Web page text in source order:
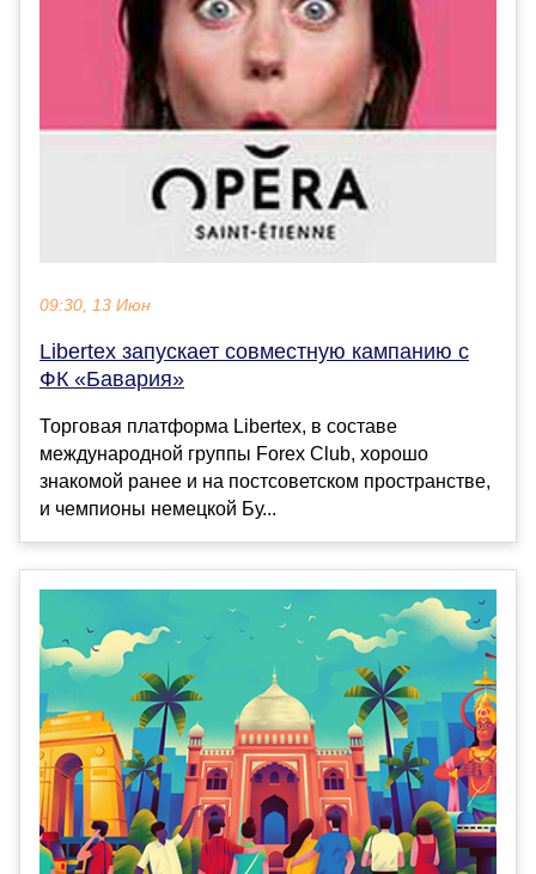
09:30, 13 Июн
Libertex запускает совместную кампанию с
ФК «Бавария»
Торговая платформа Libertex, в составе
международной группы Forex Club, хорошо
знакомой ранее и на постсоветском пространстве,
и чемпионы немецкой Бу...